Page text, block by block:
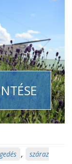
,
száraz